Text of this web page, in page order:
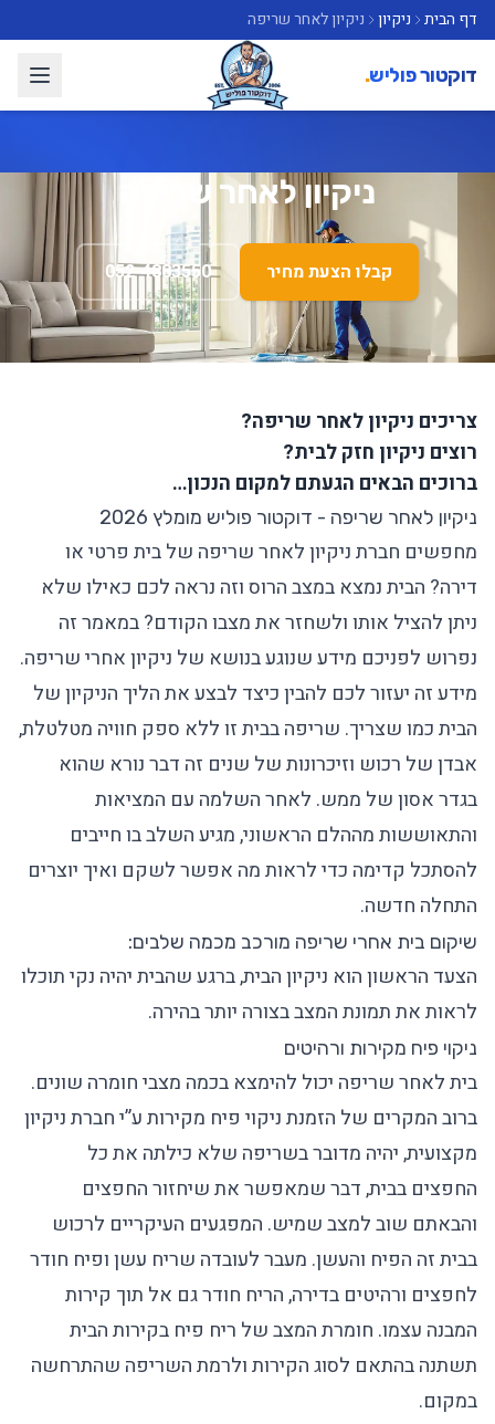
דף הבית ניקיון ניקיון לאחר שריפה
דוקטור פוליש.
ניקיון לאחר שריפה
קבלו הצעת מחיר 052-4883550
צריכים ניקיון לאחר שריפה?
רוצים ניקיון חזק לבית?
ברוכים הבאים הגעתם למקום הנכון…
ניקיון לאחר שריפה - דוקטור פוליש מומלץ 2026
מחפשים חברת ניקיון לאחר שריפה של בית פרטי או
דירה? הבית נמצא במצב הרוס וזה נראה לכם כאילו שלא
ניתן להציל אותו ולשחזר את מצבו הקודם? במאמר זה
נפרוש לפניכם מידע שנוגע בנושא של ניקיון אחרי שריפה.
מידע זה יעזור לכם להבין כיצד לבצע את הליך הניקיון של
הבית כמו שצריך. שריפה בבית זו ללא ספק חוויה מטלטלת,
אבדן של רכוש וזיכרונות של שנים זה דבר נורא שהוא
בגדר אסון של ממש. לאחר השלמה עם המציאות
והתאוששות מההלם הראשוני, מגיע השלב בו חייבים
להסתכל קדימה כדי לראות מה אפשר לשקם ואיך יוצרים
התחלה חדשה.
שיקום בית אחרי שריפה מורכב מכמה שלבים:
הצעד הראשון הוא ניקיון הבית, ברגע שהבית יהיה נקי תוכלו
לראות את תמונת המצב בצורה יותר בהירה.
ניקוי פיח מקירות ורהיטים
בית לאחר שריפה יכול להימצא בכמה מצבי חומרה שונים.
ברוב המקרים של הזמנת ניקוי פיח מקירות ע”י חברת ניקיון
מקצועית, יהיה מדובר בשריפה שלא כילתה את כל
החפצים בבית, דבר שמאפשר את שיחזור החפצים
והבאתם שוב למצב שמיש. המפגעים העיקריים לרכוש
בבית זה הפיח והעשן. מעבר לעובדה שריח עשן ופיח חודר
לחפצים ורהיטים בדירה, הריח חודר גם אל תוך קירות
המבנה עצמו. חומרת המצב של ריח פיח בקירות הבית
תשתנה בהתאם לסוג הקירות ולרמת השריפה שהתרחשה
במקום.